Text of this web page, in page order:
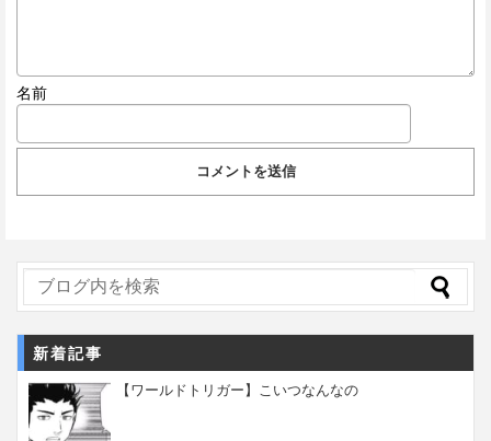
名前
新着記事
【ワールドトリガー】こいつなんなの